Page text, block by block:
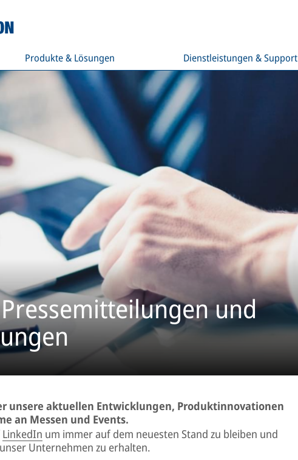
Produkte & Lösungen Dienstleistungen & Support
und
unsere aktuellen Entwicklungen, Produktinnovationen
an Messen und Events.
LinkedIn um immer auf dem neuesten Stand zu bleiben und
Unternehmen zu erhalten.